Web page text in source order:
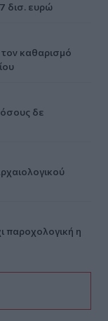
δισ. ευρώ
καθαρισμό
όσους δε
παροχολογική η